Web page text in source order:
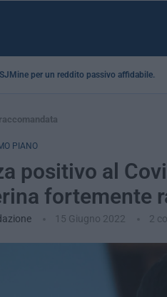
per un reddito passivo affidabile...
PIANO
positivo al
fortemente
15 Giugno 2022 2